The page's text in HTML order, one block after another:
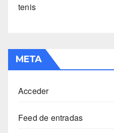
tenis
META
Acceder
Feed de entradas